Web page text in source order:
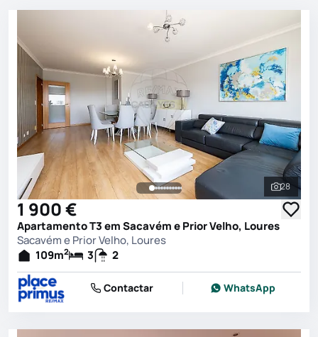
Ver
28
1 900 €
Apartamento T3 em Sacavém e Prior Velho, Loures
Sacavém e Prior Velho, Loures
109m2 3 2
Contactar WhatsApp